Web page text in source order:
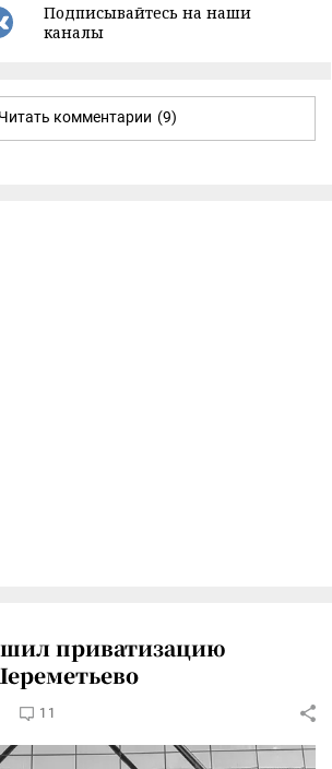
Подписывайтесь на наши
каналы
Читать комментарии (9)
приватизацию
11